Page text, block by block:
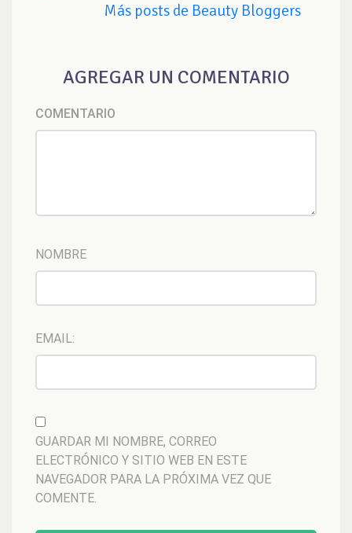
Más posts de Beauty Bloggers
AGREGAR UN COMENTARIO
COMENTARIO
NOMBRE
EMAIL:
GUARDAR MI NOMBRE, CORREO
ELECTRÓNICO Y SITIO WEB EN ESTE
NAVEGADOR PARA LA PRÓXIMA VEZ QUE
COMENTE.